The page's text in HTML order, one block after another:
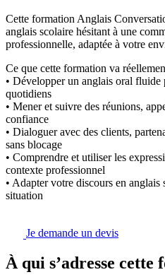
Cette formation Anglais
anglais scolaire hésitant à une
professionnelle, adaptée à votre
Ce que cette formation va
• Développer un anglais oral fluide
quotidiens
• Mener et suivre des réunions,
confiance
• Dialoguer avec des clients,
sans blocage
• Comprendre et utiliser les
contexte professionnel
• Adapter votre discours en
situation
Je demande un devis
À qui s’adresse cette